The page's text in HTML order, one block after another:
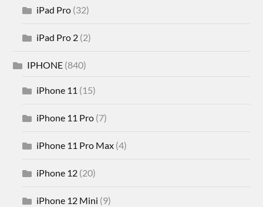
iPad Pro (32)
iPad Pro 2 (2)
IPHONE (840)
iPhone 11 (15)
iPhone 11 Pro (7)
iPhone 11 Pro Max (4)
iPhone 12 (20)
iPhone 12 Mini (9)